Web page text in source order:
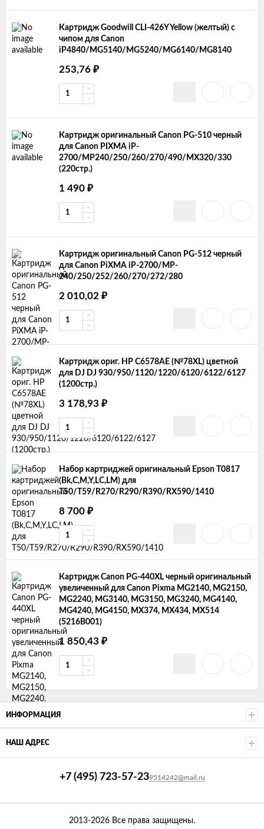
Картридж Goodwill CLI-426Y Yellow (желтый) с
чипом для Canon
iP4840/MG5140/MG5240/MG6140/MG8140
253,76 ₽
Картридж оригинальный Canon PG-510 черный
для Canon PIXMA iP-
2700/MP240/250/260/270/490/MX320/330
(220стр.)
1 490 ₽
Картридж оригинальный Canon PG-512 черный
для Canon PiXMA iP-2700/MP-
240/250/252/260/270/272/280
2 010,02 ₽
Картридж ориг. HP C6578AE (№78XL) цветной
для DJ DJ 930/950/1120/1220/6120/6122/6127
(1200стр.)
3 178,93 ₽
Набор картриджей оригинальный Epson T0817
(Bk,C,M,Y,LC,LM) для
T50/T59/R270/R290/R390/RX590/1410
8 700 ₽
Картридж Canon PG-440XL черный оригинальный
увеличенный для Canon Pixma MG2140, MG2150,
MG2240, MG3140, MG3150, MG3240, MG4140,
MG4240, MG4150, MX374, MX434, MX514
(5216B001)
1 850,43 ₽
ИНФОРМАЦИЯ
НАШ АДРЕС
+7 (495) 723-57-239514242@mail.ru
2013-2026 Все права защищены.